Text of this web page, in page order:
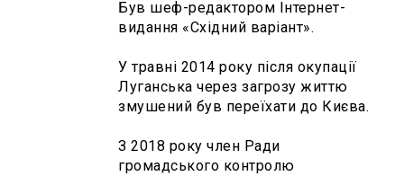
Був шеф-редактором Інтернет-
видання «Східний варіант».
У травні 2014 року після окупації
Луганська через загрозу життю
змушений був переїхати до Києва.
З 2018 року член Ради
громадського контролю